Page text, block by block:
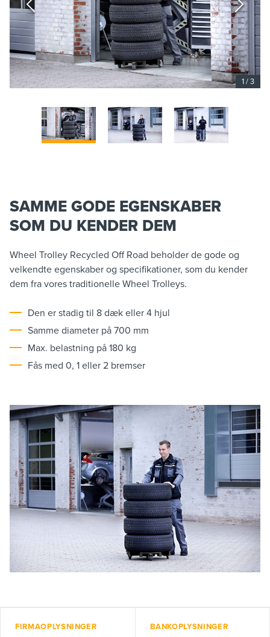
1/3
SAMME GODE EGENSKABER
SOM DU KENDER DEM
Wheel Trolley Recycled Off Road beholder de gode og
velkendte egenskaber og specifikationer, som du kender
dem fra vores traditionelle Wheel Trolleys.
Den er stadig til 8 dæk eller 4 hjul
Samme diameter på 700 mm
Max. belastning på 180 kg
Fås med 0, 1 eller 2 bremser
FIRMAOPLYSNINGER BANKOPLYSNINGER